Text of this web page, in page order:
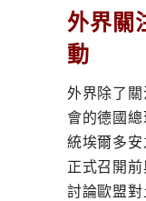
外界關
動
外界除了
會的德國
統埃爾多
正式召開
討論歐盟對